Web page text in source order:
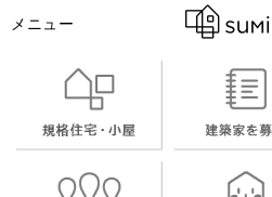
メニュー